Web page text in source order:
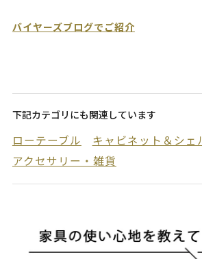
バイヤーズブログでご紹介
下記カテゴリにも関連しています
ローテーブル
キャビネット＆シェ
アクセサリー・雑貨